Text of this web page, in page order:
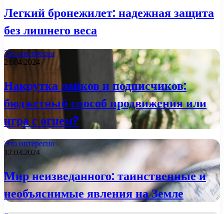
Легкий бронежилет: надежная защита
без лишнего веса
Это интересно
21.04.2024
Накрутка лайков и подписчиков:
бюджетный способ продвижения или
игра с огнем?
Это интересно
12.03.2024
Мир неизведанного: таинственные и
необъяснимые явления на Земле